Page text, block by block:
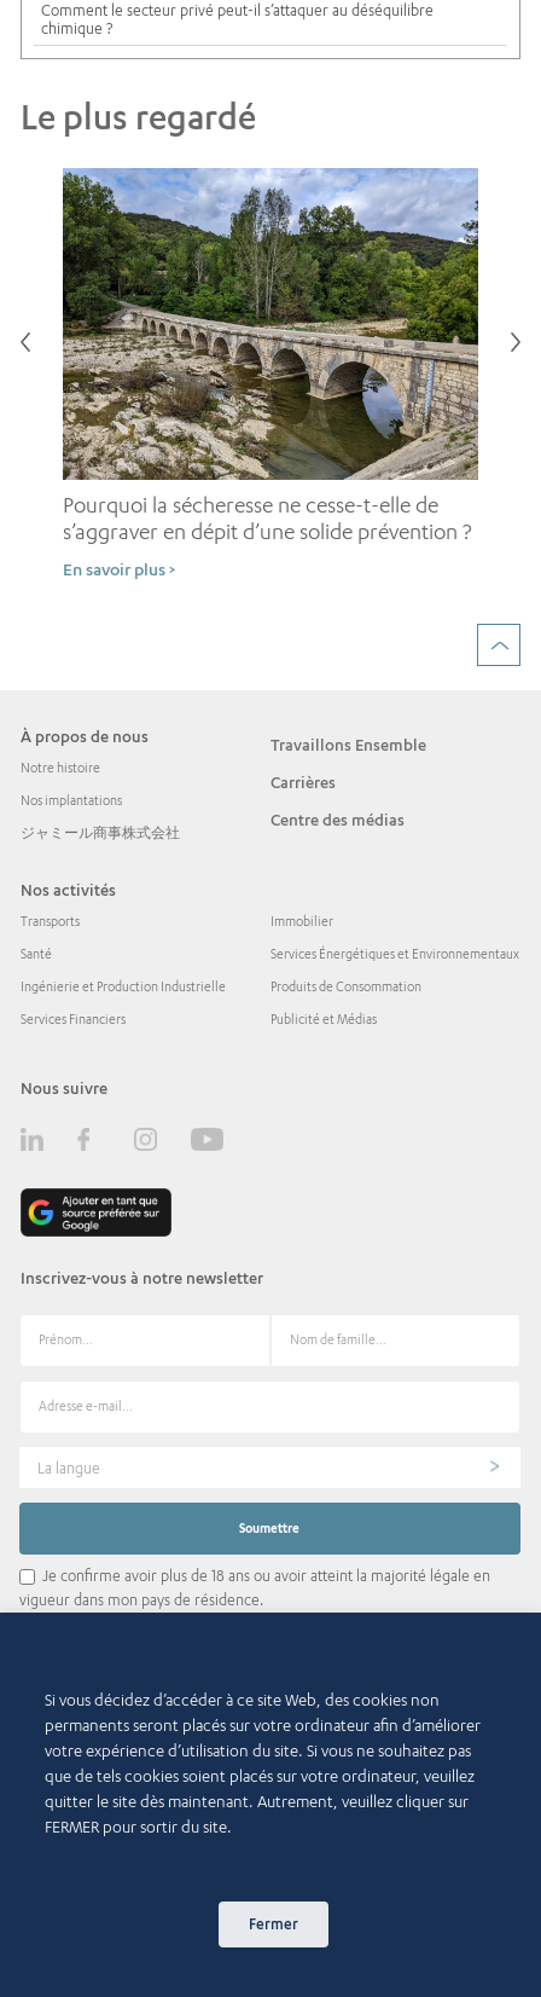
Comment le secteur privé peut-il s’attaquer au déséquilibre
chimique ?
Le plus regardé
Pourquoi la sécheresse ne cesse-t-elle de
s’aggraver en dépit d’une solide prévention ?
En savoir plus >
À propos de nous
Notre histoire
Nos implantations
ジャミール商事株式会社
Travaillons Ensemble
Carrières
Centre des médias
Nos activités
Transports
Santé
Ingénierie et Production Industrielle
Services Financiers
Immobilier
Services Énergétiques et Environnementaux
Produits de Consommation
Publicité et Médias
Nous suivre
Inscrivez-vous à notre newsletter
La langue
Je confirme avoir plus de 18 ans ou avoir atteint la majorité légale en
vigueur dans mon pays de résidence.
Téléchargez notre application d'informations et opinions
Ou scannez le code QR
Si vous décidez d’accéder à ce site Web, des cookies non
permanents seront placés sur votre ordinateur afin d’améliorer
votre expérience d’utilisation du site. Si vous ne souhaitez pas
que de tels cookies soient placés sur votre ordinateur, veuillez
quitter le site dès maintenant. Autrement, veuillez cliquer sur
FERMER pour sortir du site.
Fermer